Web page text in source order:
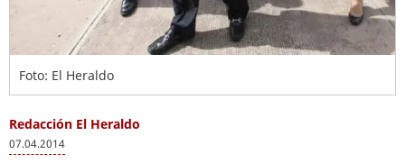
Foto: El Heraldo
Redacción El Heraldo
07.04.2014